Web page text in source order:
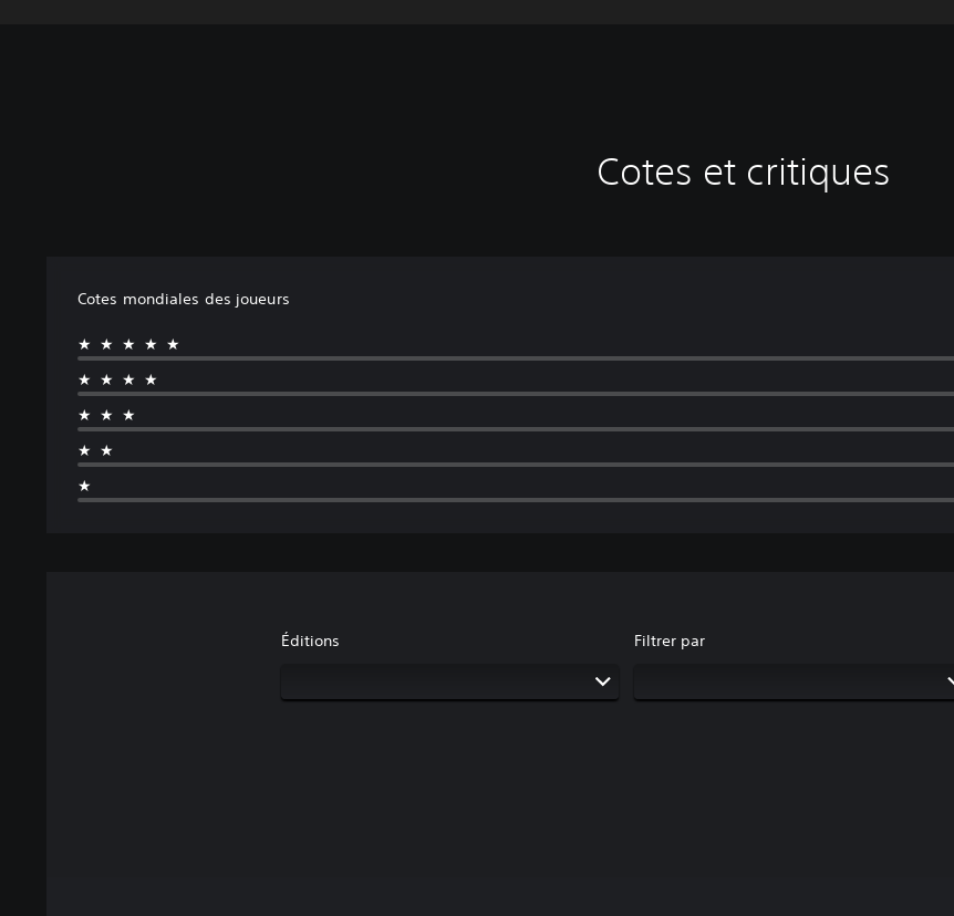
Cotes et critiques
Cotes mondiales des joueurs
★★★★★
★★★★
★★★
★★
★
Éditions Filtrer par